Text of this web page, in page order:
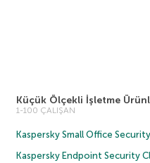
Küçük Ölçekli İşletme
1-100 ÇALIŞAN
Kaspersky Small Office Security
Kaspersky Endpoint Security